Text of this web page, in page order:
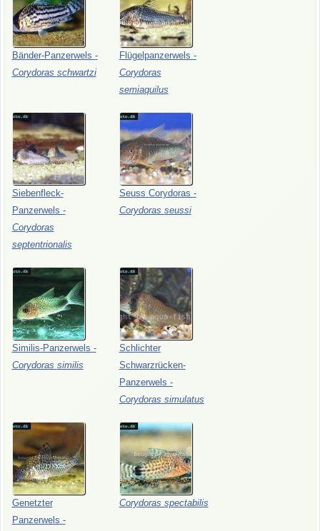
Bänder-Panzerwels -
Corydoras schwartzi
Flügelpanzerwels -
Corydoras
semiaquilus
Siebenfleck-
Panzerwels -
Corydoras
septentrionalis
Seuss Corydoras -
Corydoras seussi
Similis-Panzerwels -
Corydoras similis
Schlichter
Schwarzrücken-
Panzerwels -
Corydoras simulatus
Genetzter
Panzerwels -
Corydoras spectabilis